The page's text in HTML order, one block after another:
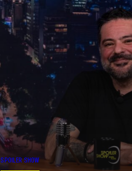
SPOILER SHOW